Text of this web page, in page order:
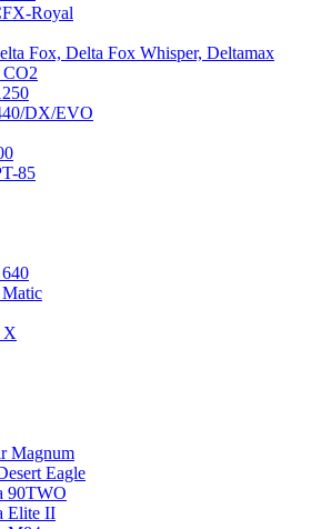
Royal
Fox, Delta Fox Whisper, Deltamax
DX/EVO
85
X
Magnum
Eagle
90TWO
Elite II